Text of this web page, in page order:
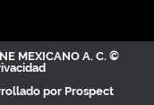
MEXICANO A. C. ©
por Prospect